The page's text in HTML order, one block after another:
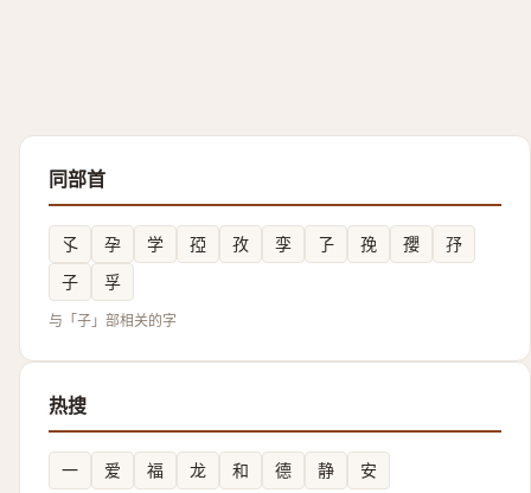
同部首
孓 孕 学 孲 孜 孪 孒 㝃 孾
㜿
子
孚
与「子」部相关的字
热搜
一 爱 福 龙 和 德 静 安